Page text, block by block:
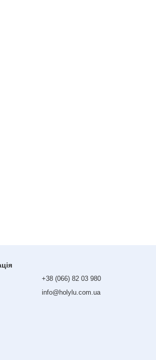
+38 (066) 82 03 980
info@holylu.com.ua